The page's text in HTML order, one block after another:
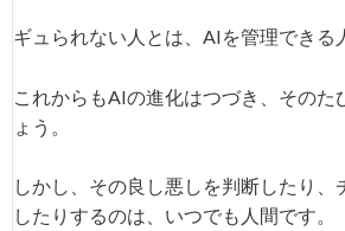
ギュられない人とは、AIを管理できる
これからもAIの進化はつづき、そのた
ょう。
しかし、その良し悪しを判断したり、
したりするのは、いつでも人間です。